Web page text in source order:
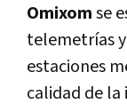
Omixomse
telemetrías
estaciones
calidad de la